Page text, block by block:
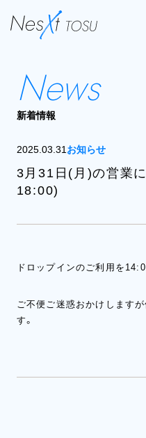
News
新着情報
2025.03.31 お知らせ
3月31日(月)の営業
18:00)
ドロップインのご利用を
ご不便ご迷惑おかけします
す。